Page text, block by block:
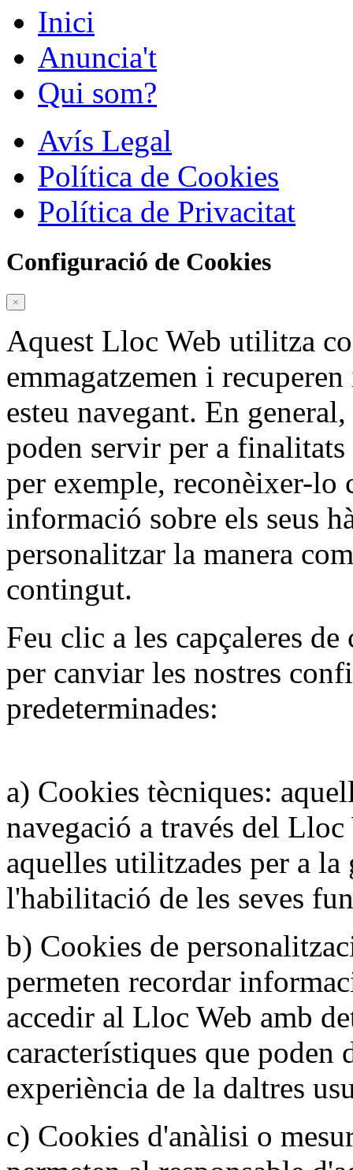
Inici
Anuncia't
Qui som?
Avís Legal
Política de Cookies
Política de Privacitat
Configuració de Cookies
×
Aquest Lloc Web utilitza
emmagatzemen i
esteu navegant. En
poden servir per a
per exemple, reconèixer-lo
informació sobre els seus
personalitzar la manera
contingut.
Feu clic a les capçaleres de
per canviar les nostres
predeterminades:
a) Cookies tècniques:
navegació a través del
aquelles utilitzades per a
l'habilitació de les seves
b) Cookies de
permeten recordar
accedir al Lloc Web amb
característiques que poden
experiència de la daltres
c) Cookies d'anàlisi o